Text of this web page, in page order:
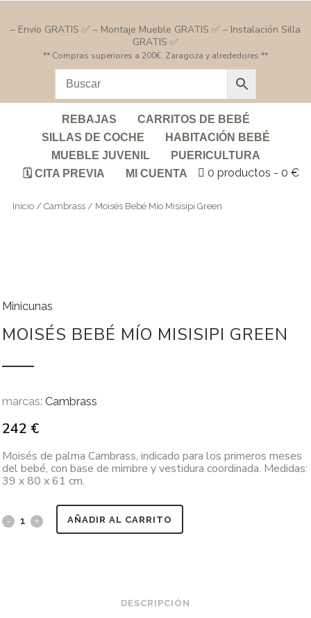
– Envío GRATIS ✅ – Montaje Mueble GRATIS ✅ – Instalación Silla
GRATIS ✅
** Compras superiores a 200€. Zaragoza y alrededores **
REBAJAS
CARRITOS DE BEBÉ
SILLAS DE COCHE
HABITACIÓN BEBÉ
MUEBLE JUVENIL
PUERICULTURA
🗓️ CITA PREVIA
MI CUENTA 0 productos 0 €
Inicio / Cambrass / Moisés Bebé Mío Misisipi Green
Minicunas
MOISÉS BEBÉ MÍO MISISIPI GREEN
marcas: Cambrass
242 €
Moisés de palma Cambrass, indicado para los primeros meses
del bebé, con base de mimbre y vestidura coordinada. Medidas:
39 x 80 x 61 cm.
AÑADIR AL CARRITO
DESCRIPCIÓN